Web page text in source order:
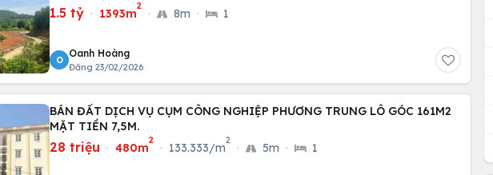
1.5 tỷ · 1393m
2
· 8m · 1
O
Oanh Hoàng
Đăng 23/02/2026
BÁN ĐẤT DỊCH VỤ CỤM CÔNG NGHIỆP PHƯƠNG TRUNG LÔ GÓC 161M2
MẶT TIỀN 7,5M.
28 triệu · 480m
2
· 133.333/m
2
· 5m · 1